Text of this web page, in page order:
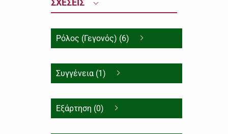
ΣΧΕΣΕΙΣ
Ρόλος (Γεγονός) (6)
Συγγένεια (1)
Εξάρτηση (0)